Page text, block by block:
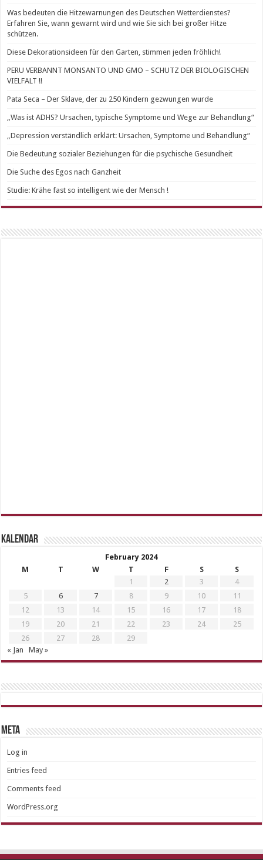
Was bedeuten die Hitzewarnungen des Deutschen Wetterdienstes?
Erfahren Sie, wann gewarnt wird und wie Sie sich bei großer Hitze
schützen.
Diese Dekorationsideen für den Garten, stimmen jeden fröhlich!
PERU VERBANNT MONSANTO UND GMO – SCHUTZ DER BIOLOGISCHEN
VIELFALT !!
Pata Seca – Der Sklave, der zu 250 Kindern gezwungen wurde
„Was ist ADHS? Ursachen, typische Symptome und Wege zur Behandlung“
„Depression verständlich erklärt: Ursachen, Symptome und Behandlung“
Die Bedeutung sozialer Beziehungen für die psychische Gesundheit
Die Suche des Egos nach Ganzheit
Studie: Krähe fast so intelligent wie der Mensch !
Kalendar
February 2024
M
T W T F S
S
1
2 3
4
5
6 7 8 9 10
11
12
13 14 15 16 17
18
19
20 21 22 23 24
25
26
27 28
29
« Jan
May »
META
Log in
Entries feed
Comments feed
WordPress.org